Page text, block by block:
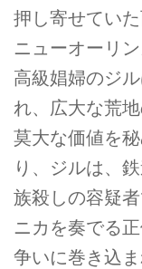
押し寄せていた
ニューオーリ
高級娼婦のジ
れ、広大な荒
莫大な価値を
り、ジルは、
族殺しの容疑
ニカを奏でる
争いに巻き込